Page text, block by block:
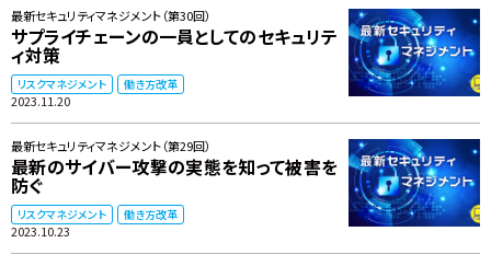
最新セキュリティマネジメント（第30回）
サプライチェーンの一員としてのセキュリテ
ィ対策
リスクマネジメント 働き方改革
2023.11.20
最新セキュリティマネジメント（第29回）
最新のサイバー攻撃の実態を知って被害を
防ぐ
リスクマネジメント 働き方改革
2023.10.23